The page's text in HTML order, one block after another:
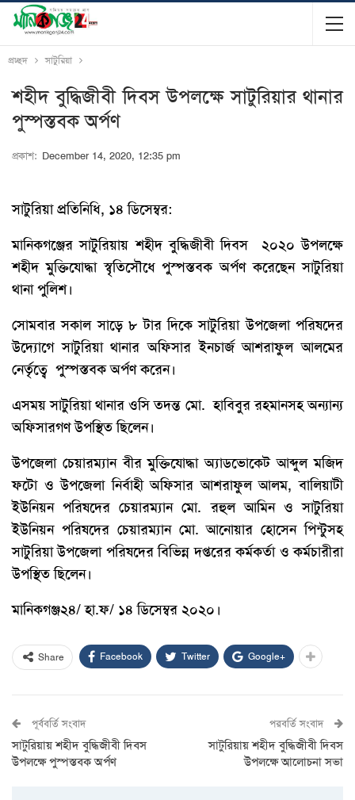
প্রচ্ছদ সাটুরিয়া
শহীদ বুদ্ধিজীবী দিবস উপলক্ষে সাটুরিয়ার থানার
পুস্পস্তবক অর্পণ
প্রকাশ: December 14, 2020, 12:35 pm
সাটুরিয়া প্রতিনিধি, ১৪ ডিসেম্বর:
মানিকগঞ্জের সাটুরিয়ায় শহীদ বুদ্ধিজীবী দিবস ২০২০ উপলক্ষে
শহীদ মুক্তিযোদ্ধা স্বৃতিসৌধে পুস্পস্তবক অর্পণ করেছেন সাটুরিয়া
থানা পুলিশ।
সোমবার সকাল সাড়ে ৮ টার দিকে সাটুরিয়া উপজেলা পরিষদের
উদ্যোগে সাটুরিয়া থানার অফিসার ইনচার্জ আশরাফুল আলমের
নের্তৃত্বে পুস্পস্তবক অর্পণ করেন।
এসময় সাটুরিয়া থানার ওসি তদন্ত মো. হাবিবুর রহমানসহ অন্যান্য
অফিসারগণ উপস্থিত ছিলেন।
উপজেলা চেয়ারম্যান বীর মুক্তিযোদ্ধা অ্যাডভোকেট আব্দুল মজিদ
ফটো ও উপজেলা নির্বাহী অফিসার আশরাফুল আলম, বালিয়াটী
ইউনিয়ন পরিষদের চেয়ারম্যান মো. রহুল আমিন ও সাটুরিয়া
ইউনিয়ন পরিষদের চেয়ারম্যান মো. আনোয়ার হোসেন পিন্টুসহ
সাটুরিয়া উপজেলা পরিষদের বিভিন্ন দপ্তরের কর্মকর্তা ও কর্মচারীরা
উপস্থিত ছিলেন।
মানিকগঞ্জ২৪/ হা.ফ/ ১৪ ডিসেম্বর ২০২০।
Share Facebook Twitter Google+
পূর্ববর্তি সংবাদ
সাটুরিয়ায় শহীদ বুদ্ধিজীবী দিবস
উপলক্ষে পুস্পস্তবক অর্পণ
পরবর্তি সংবাদ
সাটুরিয়ায় শহীদ বুদ্ধিজীবী দিবস
উপলক্ষে আলোচনা সভা